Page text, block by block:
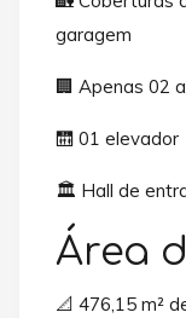
garagem
🏢 Apenas 02
🛗 01 elevador
🏛️ Hall de
Área
📐 476,15 m²